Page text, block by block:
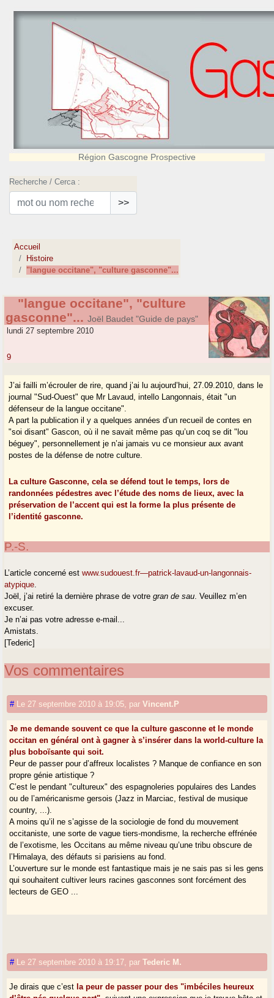
Région Gascogne Prospective
Recherche / Cerca :
>>
Accueil
Histoire
"langue occitane", "culture gasconne"...
"langue occitane", "culture
gasconne"... Joël Baudet "Guide de pays"
lundi 27 septembre 2010
9
J’ai failli m’écrouler de rire, quand j’ai lu aujourd’hui, 27.09.2010, dans le
journal "Sud-Ouest" que Mr Lavaud, intello Langonnais, était "un
défenseur de la langue occitane".
A part la publication il y a quelques années d’un recueil de contes en
"soi disant" Gascon, où il ne savait même pas qu’un coq se dit "lou
béguey", personnellement je n’ai jamais vu ce monsieur aux avant
postes de la défense de notre culture.
La culture Gasconne, cela se défend tout le temps, lors de
randonnées pédestres avec l’étude des noms de lieux, avec la
préservation de l’accent qui est la forme la plus présente de
l’identité gasconne.
P.-S.
L’article concerné estwww.sudouest.fr—patrick-lavaud-un-langonnais-
atypique
Joël, j’ai retiré la dernière phrase de votregran de sau . Veuillez m’en
excuser.
Je n’ai pas votre adresse e-mail...
Amistats.
[Tederic]
Vos commentaires
# Le 27 septembre 2010 à 19:05 parVincent.P
Je me demande souvent ce que la culture gasconne et le monde
occitan en général ont à gagner à s’insérer dans la world-culture la
plus boboïsante qui soit.
Peur de passer pour d’affreux localistes ? Manque de confiance en son
propre génie artistique ?
C’est le pendant "cultureux" des espagnoleries populaires des Landes
ou de l’américanisme gersois (Jazz in Marciac, festival de musique
country, ...).
A moins qu’il ne s’agisse de la sociologie de fond du mouvement
occitaniste, une sorte de vague tiers-mondisme, la recherche effrénée
de l’exotisme, les Occitans au même niveau qu’une tribu obscure de
l’Himalaya, des défauts si parisiens au fond.
L’ouverture sur le monde est fantastique mais je ne sais pas si les gens
qui souhaitent cultiver leurs racines gasconnes sont forcément des
lecteurs de GEO ...
# Le 27 septembre 2010 à 19:17 parTederic M.
Je dirais que c’est la peur de passer pour des "imbéciles heureux